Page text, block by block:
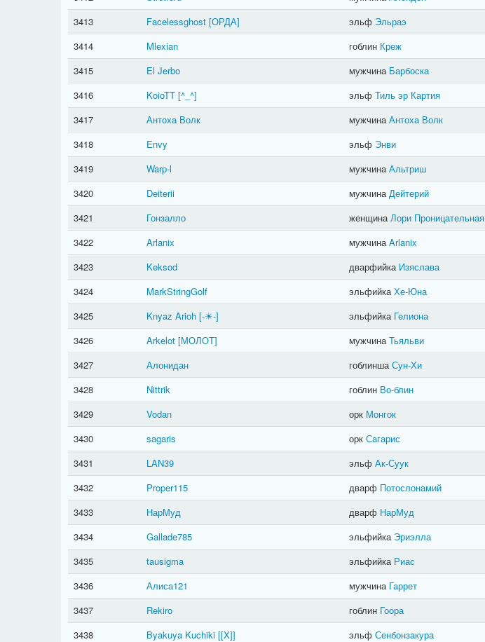
3413
Facelessghost [ОРДА] эльф Эльраэ
3414
Mlexian гоблин Креж
3415
El Jerbo мужчина Барбоска
3416
KoioTT [^_^] эльф Тиль эр Картия
3417
Антоха Волк мужчина Антоха Волк
3418
Envy эльф Энви
3419
Warp-l мужчина Альтриш
3420
Deiterii мужчина Дейтерий
3421
Гонзалло женщина Лори Проницательная
3422
Arlanix мужчина Arlanix
3423
Keksod дварфийка Изяслава
3424
MarkStringGolf эльфийка Хе-Юна
3425
Knyaz Arioh [-☀-] эльфийка Гелиона
3426
Arkelot [МОЛОТ] мужчина Тьяльви
3427
Алонидан гоблинша Сун-Хи
3428
Nittrik гоблин Во-блин
3429
Vodan орк Монгок
3430
sagaris орк Сагарис
3431
LAN39 эльф Ак-Суук
3432
Proper115 дварф Потослонамий
3433
НарМуд дварф НарМуд
3434
Gallade785 эльфийка Эриэлла
3435
tausigma эльфийка Риас
3436
Алиса121 мужчина Гаррет
3437
Rekiro гоблин Гоора
3438
Byakuya Kuchiki [[X]] эльф Сенбонзакура